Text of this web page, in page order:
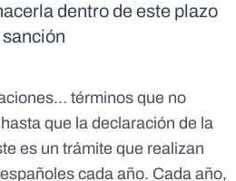
dentro de este plazo
términos que no
que la declaración de la
es un trámite que realizan
cada año. Cada año,